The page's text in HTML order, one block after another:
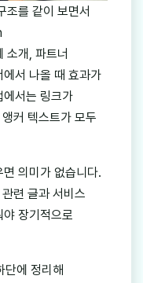
조를 같이 보면서
소개, 파트너
서 나올 때 효과가
서는 링크가
커 텍스트가 모두
의미가 없습니다.
련 글과 서비스
장기적으로
단에 정리해